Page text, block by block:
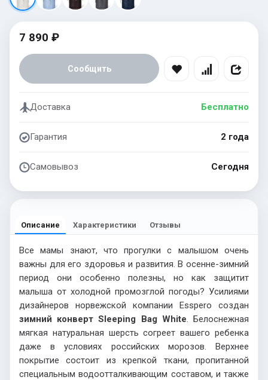
7 890 ₽
Сообщить
Доставка Бесплатно
Гарантия 2 года
Самовывоз Сегодня
Описание Характеристики Отзывы
Все мамы знают, что прогулки с малышом очень
важны для его здоровья и развития. В осенне-зимний
период они особенно полезны, но как защитит
малыша от холодной промозглой погоды? Усилиями
дизайнеров норвежской компании Esspero создан
зимний конверт Sleeping Bag White. Белоснежная
мягкая натуральная шерсть согреет вашего ребенка
даже в условиях российских морозов. Верхнее
покрытие состоит из крепкой ткани, пропитанной
специальным водоотталкивающим составом, и также